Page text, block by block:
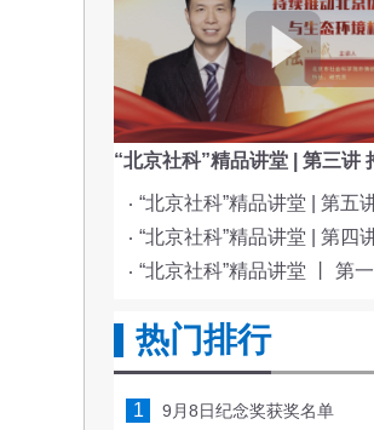
热门排行
1 9月8日纪念奖获奖名单